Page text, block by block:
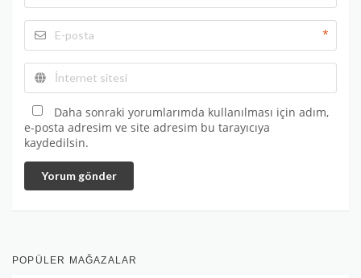
*
Daha sonraki yorumlarımda kullanılması için adım,
e-posta adresim ve site adresim bu tarayıcıya
kaydedilsin.
Yorum gönder
POPÜLER MAĞAZALAR